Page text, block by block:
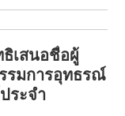
เสนอชื่อผู้
รมการอุทธรณ์
ระจำ